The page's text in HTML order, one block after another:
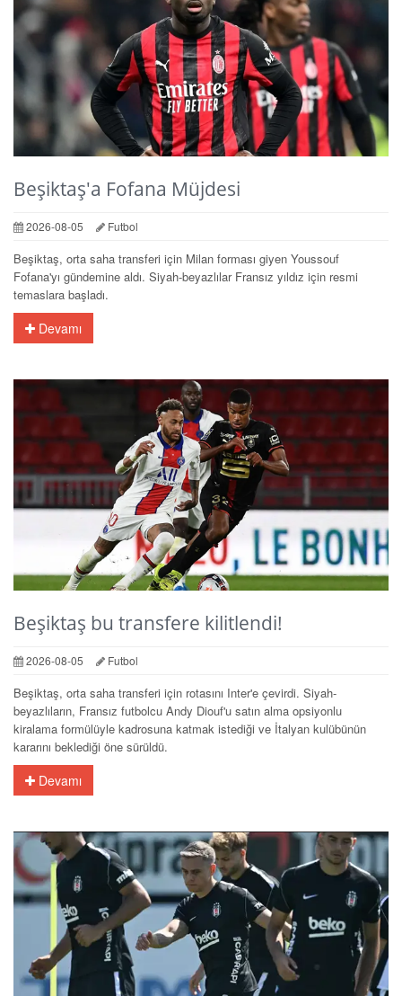
Beşiktaş'a Fofana Müjdesi
2026-08-05 Futbol
Beşiktaş, orta saha transferi için Milan forması giyen Youssouf
Fofana'yı gündemine aldı. Siyah-beyazlılar Fransız yıldız için resmi
temaslara başladı.
Devamı
Beşiktaş bu transfere kilitlendi!
2026-08-05 Futbol
Beşiktaş, orta saha transferi için rotasını Inter'e çevirdi. Siyah-
beyazlıların, Fransız futbolcu Andy Diouf'u satın alma opsiyonlu
kiralama formülüyle kadrosuna katmak istediği ve İtalyan kulübünün
kararını beklediği öne sürüldü.
Devamı